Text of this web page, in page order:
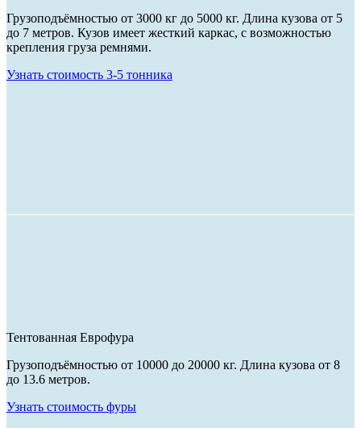
Грузоподъёмностью от 3000 кг до 5000 кг. Длина кузова от 5
до 7 метров. Кузов имеет жесткий каркас, с возможностью
крепления груза ремнями.
Узнать стоимость 3-5 тонника
Тентованная Еврофура
Грузоподъёмностью от 10000 до 20000 кг. Длина кузова от 8
до 13.6 метров.
Узнать стоимость фуры